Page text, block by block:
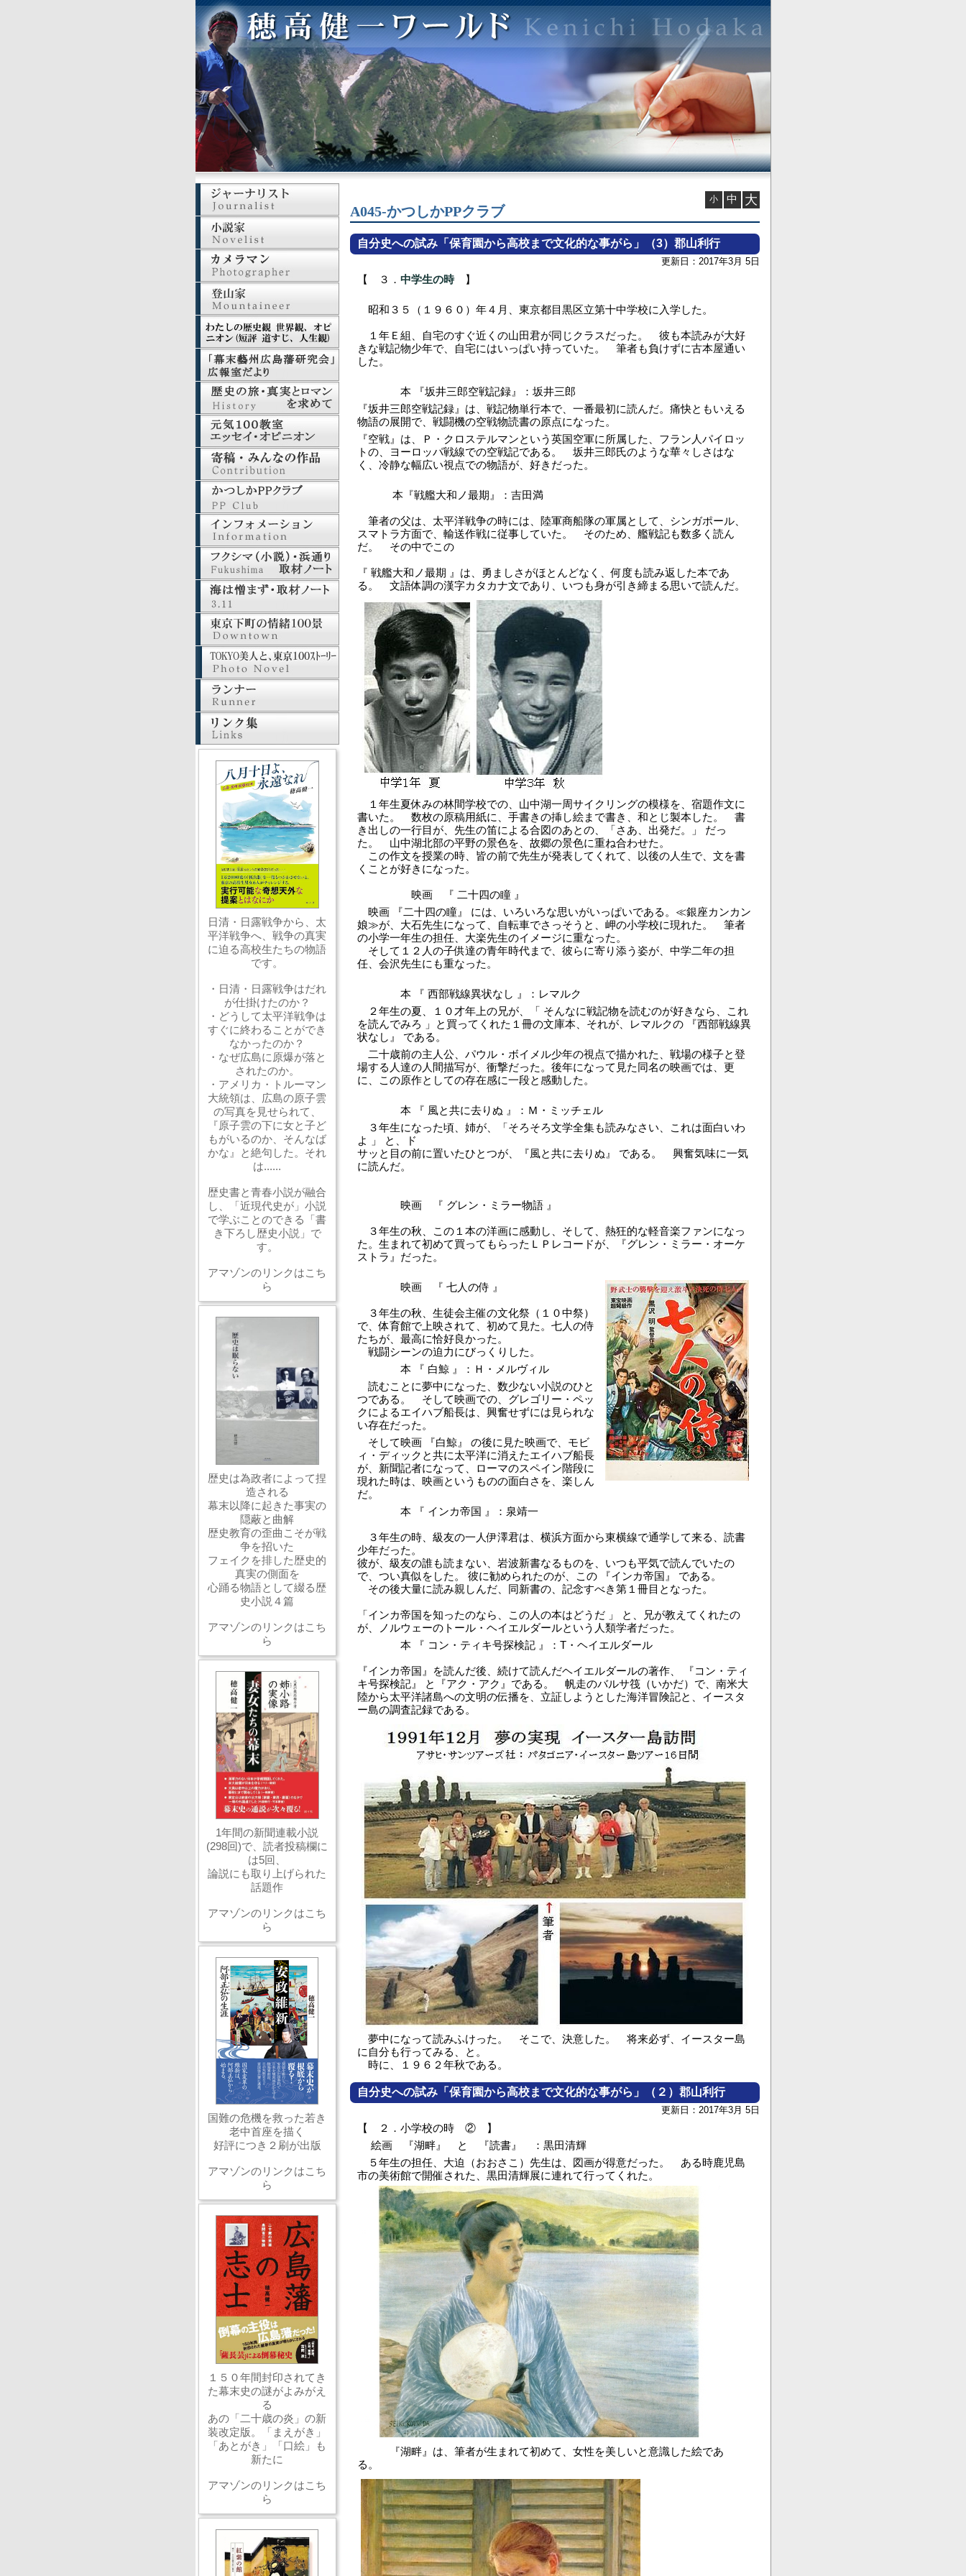
小 中 大
A045-かつしかPPクラブ
自分史への試み「保育園から高校まで文化的な事がら」（3）郡山利行
更新日：2017年3月 5日
【 ３． 中学生の時】
昭和３５（１９６０）年４月、東京都目黒区立第十中学校に入学した。
１年Ｅ組、自宅のすぐ近くの山田君が同じクラスだった。 彼も本読みが大好
きな戦記物少年で、自宅にはいっぱい持っていた。 筆者も負けずに古本屋通い
した。
本 『坂井三郎空戦記録』：坂井三郎
『坂井三郎空戦記録』は、戦記物単行本で、一番最初に読んだ。痛快ともいえる
物語の展開で、戦闘機の空戦物読書の原点になった。
『空戦』は、Ｐ・クロステルマンという英国空軍に所属した、フラン人パイロッ
トの、ヨーロッパ戦線での空戦記である。 坂井三郎氏のような華々しさはな
く、冷静な幅広い視点での物語が、好きだった。
本『戦艦大和ノ最期』：吉田満
筆者の父は、太平洋戦争の時には、陸軍商船隊の軍属として、シンガポール、
スマトラ方面で、輸送作戦に従事していた。 そのため、艦戦記も数多く読ん
だ。 その中でこの
『 戦艦大和ノ最期 』は、勇ましさがほとんどなく、何度も読み返した本であ
る。 文語体調の漢字カタカナ文であり、いつも身が引き締まる思いで読んだ。
１年生夏休みの林間学校での、山中湖一周サイクリングの模様を、宿題作文に
書いた。 数枚の原稿用紙に、手書きの挿し絵まで書き、和とじ製本した。 書
き出しの一行目が、先生の笛による合図のあとの、「さあ、出発だ。」 だっ
た。 山中湖北部の平野の景色を、故郷の景色に重ね合わせた。
この作文を授業の時、皆の前で先生が発表してくれて、以後の人生で、文を書
くことが好きになった。
映画 『 二十四の瞳 』
映画 『二十四の瞳』 には、いろいろな思いがいっぱいである。≪銀座カンカン
娘≫が、大石先生になって、自転車でさっそうと、岬の小学校に現れた。 筆者
の小学一年生の担任、大楽先生のイメージに重なった。
そして１２人の子供達の青年時代まで、彼らに寄り添う姿が、中学二年の担
任、会沢先生にも重なった。
本 『 西部戦線異状なし 』：レマルク
２年生の夏、１０才年上の兄が、「 そんなに戦記物を読むのが好きなら、これ
を読んでみろ 」と買ってくれた１冊の文庫本、それが、レマルクの 『西部戦線異
状なし』 である。
二十歳前の主人公、パウル・ボイメル少年の視点で描かれた、戦場の様子と登
場する人達の人間描写が、衝撃だった。後年になって見た同名の映画では、更
に、この原作としての存在感に一段と感動した。
本 『 風と共に去りぬ 』：Ｍ・ミッチェル
３年生になった頃、姉が、「そろそろ文学全集も読みなさい、これは面白いわ
よ 」 と、ド
サッと目の前に置いたひとつが、『風と共に去りぬ』 である。 興奮気味に一気
に読んだ。
映画 『 グレン・ミラー物語 』
３年生の秋、この１本の洋画に感動し、そして、熱狂的な軽音楽ファンになっ
た。生まれて初めて買ってもらったＬＰレコードが、『グレン・ミラー・オーケ
ストラ』だった。
映画 『 七人の侍 』
３年生の秋、生徒会主催の文化祭（１０中祭）
で、体育館で上映されて、初めて見た。七人の侍
たちが、最高に恰好良かった。
戦闘シーンの迫力にびっくりした。
本 『 白鯨 』：Ｈ・メルヴィル
読むことに夢中になった、数少ない小説のひと
つである。 そして映画での、グレゴリー・ペッ
クによるエイハブ船長は、興奮せずには見られな
い存在だった。
そして映画 『白鯨』 の後に見た映画で、モビ
ィ・ディックと共に太平洋に消えたエイハブ船長
が、新聞記者になって、ローマのスペイン階段に
現れた時は、映画というものの面白さを、楽しん
だ。
本 『 インカ帝国 』：泉靖一
３年生の時、級友の一人伊澤君は、横浜方面から東横線で通学して来る、読書
少年だった。
彼が、級友の誰も読まない、岩波新書なるものを、いつも平気で読んでいたの
で、つい真似をした。 彼に勧められたのが、この 『インカ帝国』 である。
その後大量に読み親しんだ、同新書の、記念すべき第１冊目となった。
「インカ帝国を知ったのなら、この人の本はどうだ 」 と、兄が教えてくれたの
が、ノルウェーのトール・ヘイエルダールという人類学者だった。
本 『 コン・ティキ号探検記 』：T・ヘイエルダール
『インカ帝国』を読んだ後、続けて読んだヘイエルダールの著作、 『コン・ティ
キ号探検記』 と『アク・アク』である。 帆走のバルサ筏（いかだ）で、南米大
陸から太平洋諸島への文明の伝播を、立証しようとした海洋冒険記と、イースタ
ー島の調査記録である。
夢中になって読みふけった。 そこで、決意した。 将来必ず、イースター島
に自分も行ってみる、と。
時に、１９６２年秋である。
自分史への試み「保育園から高校まで文化的な事がら」（２）郡山利行
更新日：2017年3月 5日
【 ２．小学校の時 ② 】
絵画 『湖畔』 と 『読書』 ：黒田清輝
５年生の担任、大迫（おおさこ）先生は、図画が得意だった。 ある時鹿児島
市の美術館で開催された、黒田清輝展に連れて行ってくれた。
『湖畔』は、筆者が生まれて初めて、女性を美しいと意識した絵であ
る。
日清・日露戦争から、太
平洋戦争へ、戦争の真実
に迫る高校生たちの物語
です。
・日清・日露戦争はだれ
が仕掛けたのか？
・どうして太平洋戦争は
すぐに終わることができ
なかったのか？
・なぜ広島に原爆が落と
されたのか。
・アメリカ・トルーマン
大統領は、広島の原子雲
の写真を見せられて、
『原子雲の下に女と子ど
もがいるのか、そんなば
かな』と絶句した。それ
は......
歴史書と青春小説が融合
し、「近現代史が」小説
で学ぶことのできる「書
き下ろし歴史小説」で
す。
アマゾンのリンクはこち
ら
歴史は為政者によって捏
造される
幕末以降に起きた事実の
隠蔽と曲解
歴史教育の歪曲こそが戦
争を招いた
フェイクを排した歴史的
真実の側面を
心踊る物語として綴る歴
史小説４篇
アマゾンのリンクはこち
ら
1年間の新聞連載小説
(298回)で、読者投稿欄に
は5回、
論説にも取り上げられた
話題作
アマゾンのリンクはこち
ら
国難の危機を救った若き
老中首座を描く
好評につき２刷が出版
アマゾンのリンクはこち
ら
１５０年間封印されてき
た幕末史の謎がよみがえ
る
あの「二十歳の炎」の新
装改定版。「まえがき」
「あとがき」「口絵」も
新たに
アマゾンのリンクはこち
ら